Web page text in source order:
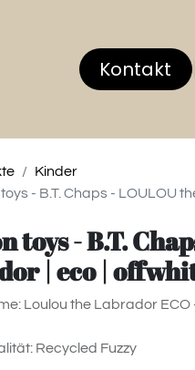
Über uns
Kontakt
Kinder
- B.T. Chaps - LOULOU
toys - B.T.
| eco |
Loulou the Labrador ECO
Recycled Fuzzy